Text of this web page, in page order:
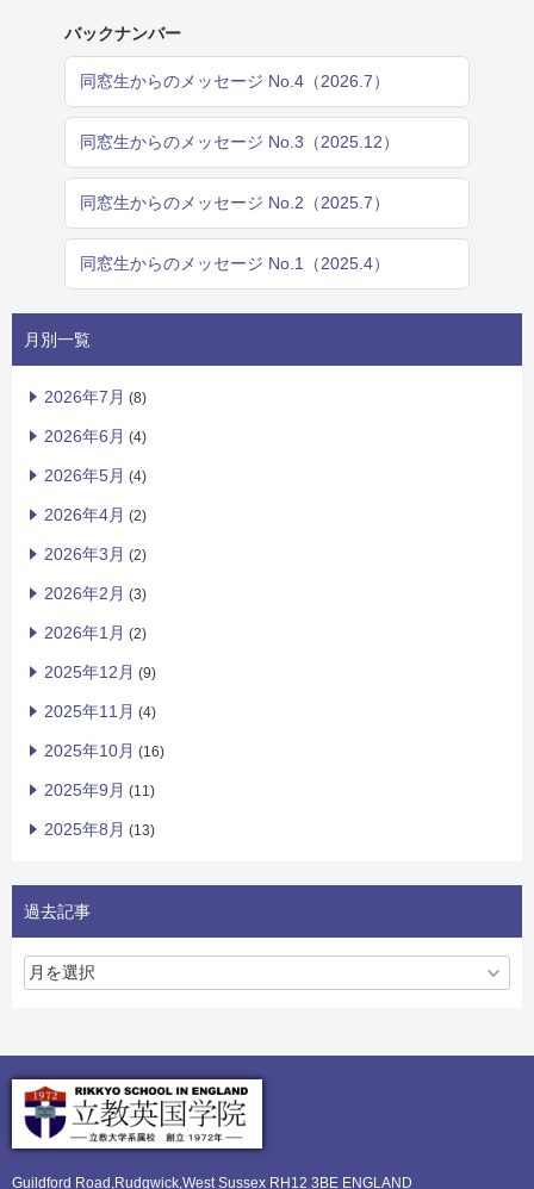
バックナンバー
同窓生からのメッセージ No.4（2026.7）
同窓生からのメッセージ No.3（2025.12）
同窓生からのメッセージ No.2（2025.7）
同窓生からのメッセージ No.1（2025.4）
月別一覧
2026年7月 (8)
2026年6月 (4)
2026年5月 (4)
2026年4月 (2)
2026年3月 (2)
2026年2月 (3)
2026年1月 (2)
2025年12月 (9)
2025年11月 (4)
2025年10月 (16)
2025年9月 (11)
2025年8月 (13)
過去記事
Guildford Road,Rudgwick,West Sussex RH12 3BE ENGLAND